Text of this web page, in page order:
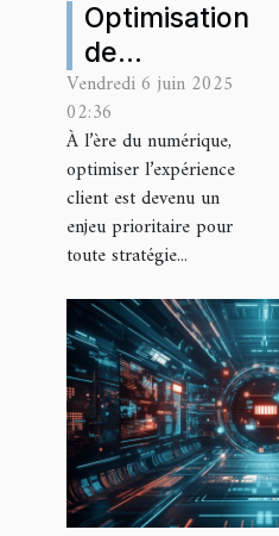
Optimisation
de
l'expérience
client grâce
aux
chatbots
dans le
marketing
Vendredi 6 juin 2025
02:36
À l’ère du numérique,
optimiser l’expérience
client est devenu un
enjeu prioritaire pour
toute stratégie...